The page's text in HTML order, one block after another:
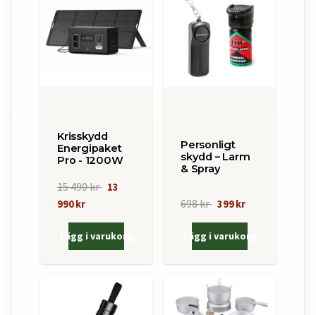
Krisskydd
Energipaket
Pro - 1200W
15 490 kr 13
990 kr
Lägg i varukorg
Personligt
skydd – Larm
& Spray
698 kr 399 kr
Lägg i varukorg